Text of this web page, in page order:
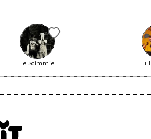
Le Scimmie